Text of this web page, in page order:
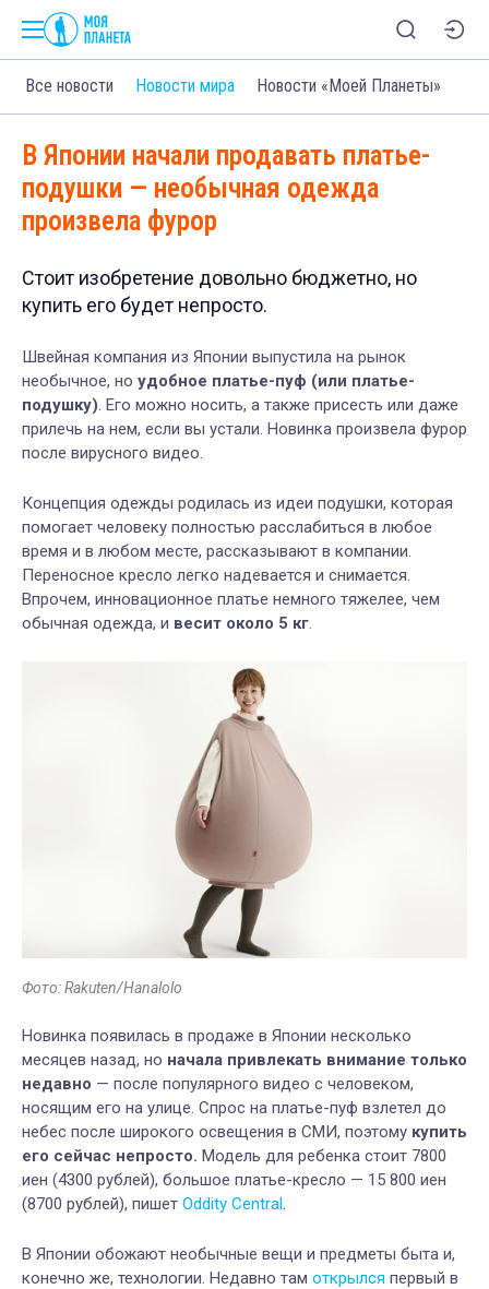
Все новости Новости мира Новости «Моей Планеты»
В Японии начали продавать платье-
подушки — необычная одежда
произвела фурор
Стоит изобретение довольно бюджетно, но
купить его будет непросто.
Швейная компания из Японии выпустила на рынок
необычное, но удобное платье-пуф (или платье-
подушку). Его можно носить, а также присесть или даже
прилечь на нем, если вы устали. Новинка произвела фурор
после вирусного видео.
Концепция одежды родилась из идеи подушки, которая
помогает человеку полностью расслабиться в любое
время и в любом месте, рассказывают в компании.
Переносное кресло легко надевается и снимается.
Впрочем, инновационное платье немного тяжелее, чем
обычная одежда, и весит около 5 кг.
Фото: Rakuten/Hanalolo
Новинка появилась в продаже в Японии несколько
месяцев назад, но начала привлекать внимание только
недавно — после популярного видео с человеком,
носящим его на улице. Спрос на платье-пуф взлетел до
небес после широкого освещения в СМИ, поэтому купить
его сейчас непросто. Модель для ребенка стоит 7800
иен (4300 рублей), большое платье-кресло — 15 800 иен
(8700 рублей), пишет Oddity Central.
В Японии обожают необычные вещи и предметы быта и,
конечно же, технологии. Недавно там открылся первый в